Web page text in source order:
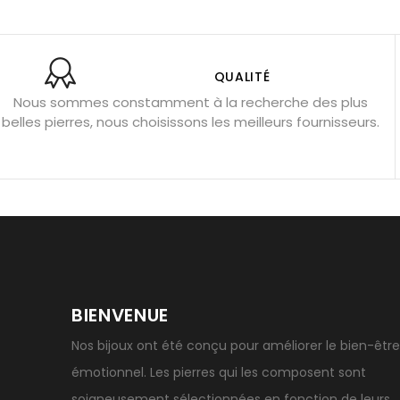
Obsidienne noire : danger ?
Guide des pierres de
Pierres pour les examens
Pierres anti-déprime
Porter l’œil de tigre
Géode
QUALITÉ
Nous sommes constamment à la recherche des plus
belles pierres, nous choisissons les meilleurs fournisseurs.
BIENVENUE
Nos bijoux ont été conçu pour améliorer le bien-être
émotionnel. Les pierres qui les composent sont